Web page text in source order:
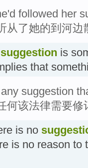
followed her
从了她的到河边
suggestion is
that
suggestion
何该法律需要修
is no
is no reason to